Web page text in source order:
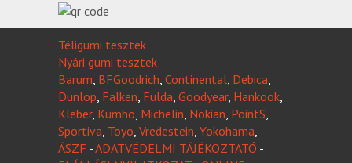
Téligumi tesztek
Nyári gumi tesztek
Barum, BFGoodrich, Continental, Debica,
Dunlop, Falken, Fulda, Goodyear, Hankook,
Kleber, Kumho, Michelin, Nokian, PointS,
Sportiva, Toyo, Vredestein, Yokohama,
ÁSZF -ADATVÉDELMI TÁJÉKOZTATÓ -